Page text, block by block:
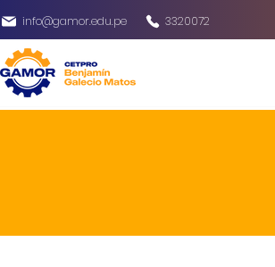
info@gamor.edu.pe 3320072